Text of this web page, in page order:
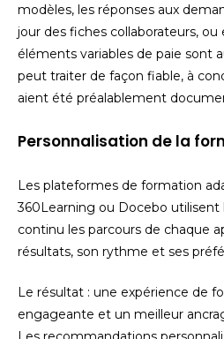
modèles, les réponses aux
jour des fiches collaborateurs,
éléments variables de paie sont
peut traiter de façon fiable, à
aient été préalablement
Personnalisation de la
Les plateformes de formation
360Learning ou Docebo utilisent
continu les parcours de chaque
résultats, son rythme et ses
Le résultat : une expérience de
engageante et un meilleur